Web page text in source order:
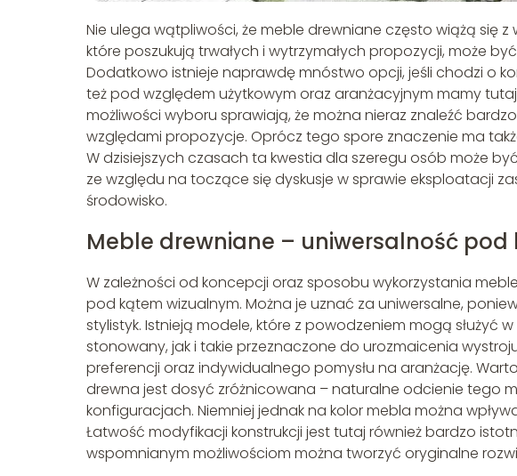
Nie ulega wątpliwości, że meble drewniane często wiążą się
które poszukują trwałych i wytrzymałych propozycji, może
Dodatkowo istnieje naprawdę mnóstwo opcji, jeśli chodzi o
też pod względem użytkowym oraz aranżacyjnym mamy
możliwości wyboru sprawiają, że można nieraz znaleźć
względami propozycje. Oprócz tego spore znaczenie ma
W dzisiejszych czasach ta kwestia dla szeregu osób może
ze względu na toczące się dyskusje w sprawie eksploatacji
środowisko.
Meble drewniane – uniwersalność
W zależności od koncepcji oraz sposobu wykorzystania
pod kątem wizualnym. Można je uznać za uniwersalne,
stylistyk. Istnieją modele, które z powodzeniem mogą służyć
stonowany, jak i takie przeznaczone do urozmaicenia
preferencji oraz indywidualnego pomysłu na aranżację.
drewna jest dosyć zróżnicowana – naturalne odcienie tego
konfiguracjach. Niemniej jednak na kolor mebla można
Łatwość modyfikacji konstrukcji jest tutaj również bardzo
wspomnianym możliwościom można tworzyć oryginalne